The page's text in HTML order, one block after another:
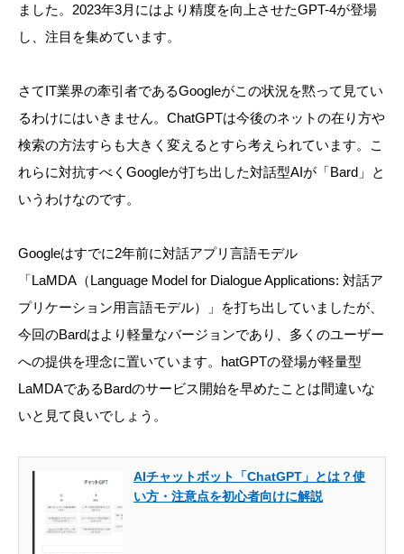
ました。2023年3月にはより精度を向上させたGPT-4が登場
し、注目を集めています。
さてIT業界の牽引者であるGoogleがこの状況を黙って見てい
るわけにはいきません。ChatGPTは今後のネットの在り方や
検索の方法すらも大きく変えるとすら考えられています。こ
れらに対抗すべくGoogleが打ち出した対話型AIが「Bard」と
いうわけなのです。
Googleはすでに2年前に対話アプリ言語モデル
「LaMDA（Language Model for Dialogue Applications: 対話ア
プリケーション用言語モデル）」を打ち出していましたが、
今回のBardはより軽量なバージョンであり、多くのユーザー
への提供を理念に置いています。hatGPTの登場が軽量型
LaMDAであるBardのサービス開始を早めたことは間違いな
いと見て良いでしょう。
AIチャットボット「ChatGPT」とは？使
い方・注意点を初心者向けに解説